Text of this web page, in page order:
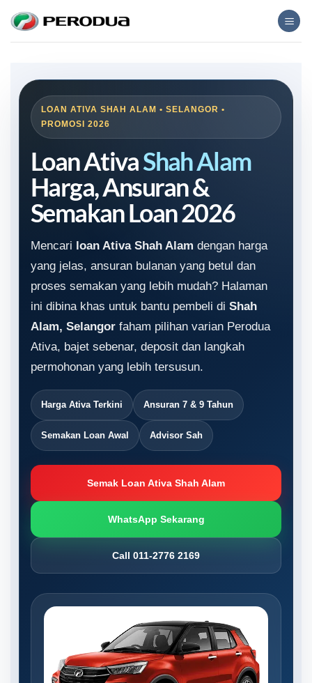
content
LOAN ATIVA SHAH ALAM • SELANGOR •
PROMOSI 2026
Loan AtivaShah Alam
Harga, Ansuran &
Semakan Loan 2026
Mencari loan Ativa Shah Alam dengan harga
yang jelas, ansuran bulanan yang betul dan
proses semakan yang lebih mudah? Halaman
ini dibina khas untuk bantu pembeli di Shah
Alam, Selangor faham pilihan varian Perodua
Ativa, bajet sebenar, deposit dan langkah
permohonan yang lebih tersusun.
Harga Ativa Terkini Ansuran 7 & 9 Tahun
Semakan Loan Awal Advisor Sah
Semak Loan Ativa Shah Alam
WhatsApp Sekarang
Call 011-2776 2169